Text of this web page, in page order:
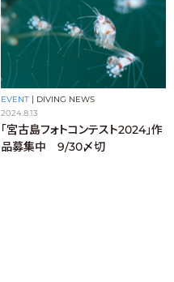
EVENT | DIVING NEWS
2024.8.13
「宮古島フォトコンテスト2024」作
品募集中 9/30〆切